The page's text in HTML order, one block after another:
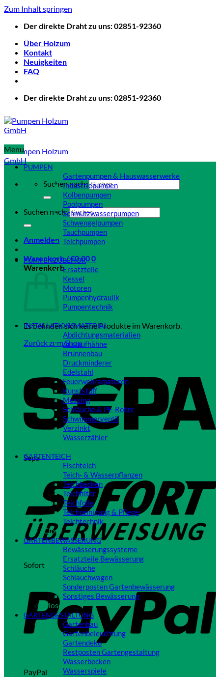
Zum Inhalt springen
Der direkte Draht zu uns: 02851-92360
Über Holzum
Kontakt
Neuigkeiten
FAQ
Der direkte Draht zu uns: 02851-92360
Suchen nach:
Suchen nach:
Anmelden
Warenkorb /€0,000
Warenkorb
Es befinden sich keine Produkte im Warenkorb.
Zurück zum Shop
Sepa
Sofort
PayPal
Menu
PUMPEN
Gartenpumpen & Hauswasserwerke
Industriepumpen
Kolbenpumpen
Poolpumpen
Schmutzwasserpumpen
Schwengelpumpen
Tauchpumpen
Teichpumpen
PUMPENZUBEHÖR
Ersatzteile
Kessel
Motoren
Pumpenhydraulik
Pumpentechnik
INSTALLATIONSMATERIAL
Abdichtungsmaterialien
Auslaufhähne
Brunnenbau
Druckminderer
Edelstahl
Feuerwehramaturen
Kunststoff
Messing
Schläuche & PE-Rohre
Schwimmerventil
Verzinkt
Wasserzähler
GARTENTEICH
Fischteich
Teich- & Wasserpflanzen
Teichbecken
Teichfilter
Teichfolie
Teichreinigung & Pflege
Teichtechnik
Close
GARTENBEWÄSSERUNG
Bewässerungssysteme
Ersatzteile Bewässerung
Schläuche
Schlauchwagen
Sonderposten Gartenbewässerung
Sonstiges Bewässerung
Close
GARTENGESTALTUNG
Gartenbau
Gartenbeleuchtung
Gartendeko
Restposten Gartengestaltung
Wasserbecken
Wasserspiele